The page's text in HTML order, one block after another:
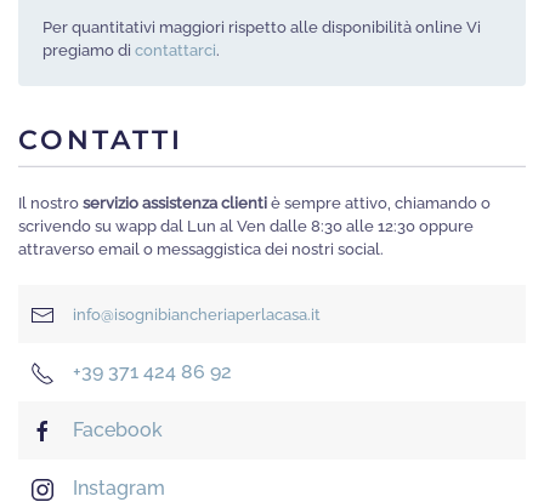
Per quantitativi maggiori rispetto alle disponibilità online Vi
pregiamo di contattarci.
CONTATTI
Il nostro servizio assistenza clienti è sempre attivo, chiamando o
scrivendo su wapp dal Lun al Ven dalle 8:30 alle 12:30 oppure
attraverso email o messaggistica dei nostri social.
info@isognibiancheriaperlacasa.it
+39 371 424 86 92
Facebook
Instagram